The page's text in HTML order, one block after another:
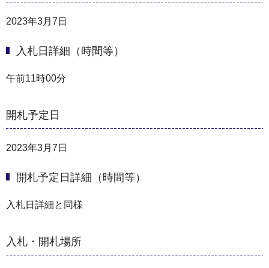
2023年3月7日
入札日詳細（時間等）
午前11時00分
開札予定日
2023年3月7日
開札予定日詳細（時間等）
入札日詳細と同様
入札・開札場所